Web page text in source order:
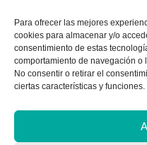
Para ofrecer las mejores
cookies para almacenar y/o
consentimiento de estas
comportamiento de navegación o
No consentir o retirar el
ciertas características y funciones.
QUIENES SOMOS